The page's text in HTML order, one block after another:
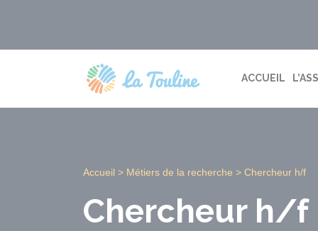
contenu
ACCUEIL
Accueil > Métiers de la recherche > Chercheur h/f
Chercheur h/f